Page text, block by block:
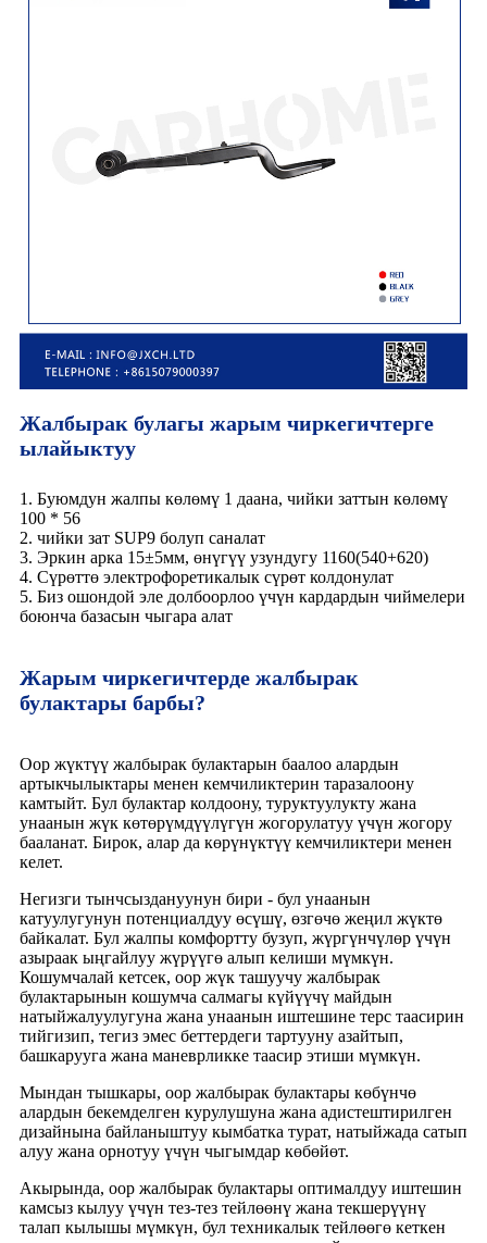
Жалбырак булагы жарым чиркегичтерге
ылайыктуу
1. Буюмдун жалпы көлөмү 1 даана, чийки заттын көлөмү
100 * 56
2. чийки зат SUP9 болуп саналат
3. Эркин арка 15±5мм, өнүгүү узундугу 1160(540+620)
4. Сүрөттө электрофоретикалык сүрөт колдонулат
5. Биз ошондой эле долбоорлоо үчүн кардардын чиймелери
боюнча базасын чыгара алат
Жарым чиркегичтерде жалбырак
булактары барбы?
Оор жүктүү жалбырак булактарын баалоо алардын
артыкчылыктары менен кемчиликтерин таразалоону
камтыйт. Бул булактар колдоону, туруктуулукту жана
унаанын жүк көтөрүмдүүлүгүн жогорулатуу үчүн жогору
бааланат. Бирок, алар да көрүнүктүү кемчиликтери менен
келет.
Негизги тынчсыздануунун бири - бул унаанын
катуулугунун потенциалдуу өсүшү, өзгөчө жеңил жүктө
байкалат. Бул жалпы комфортту бузуп, жүргүнчүлөр үчүн
азыраак ыңгайлуу жүрүүгө алып келиши мүмкүн.
Кошумчалай кетсек, оор жүк ташуучу жалбырак
булактарынын кошумча салмагы күйүүчү майдын
натыйжалуулугуна жана унаанын иштешине терс таасирин
тийгизип, тегиз эмес беттердеги тартууну азайтып,
башкарууга жана маневрликке таасир этиши мүмкүн.
Мындан тышкары, оор жалбырак булактары көбүнчө
алардын бекемделген курулушуна жана адистештирилген
дизайнына байланыштуу кымбатка турат, натыйжада сатып
алуу жана орнотуу үчүн чыгымдар көбөйөт.
Акырында, оор жалбырак булактары оптималдуу иштешин
камсыз кылуу үчүн тез-тез тейлөөнү жана текшерүүнү
талап кылышы мүмкүн, бул техникалык тейлөөгө кеткен